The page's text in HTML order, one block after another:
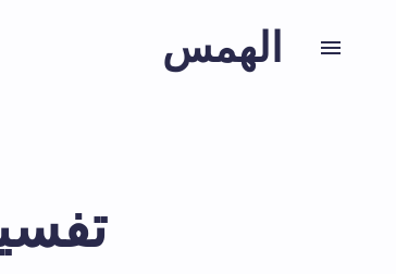
الهمس